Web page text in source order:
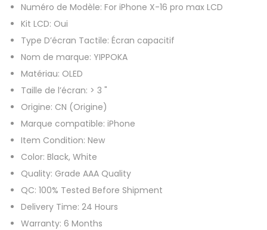
D
p
o
u
r
i
P
h
o
n
e
X
X
R
Numéro de Modèle: For iPhone X-16 pro max LCD
Kit LCD: Oui
Type D’écran Tactile: Écran capacitif
Nom de marque: YIPPOKA
Matériau: OLED
Taille de l’écran: > 3 "
Origine: CN (Origine)
Marque compatible: iPhone
Item Condition: New
Color: Black, White
Quality: Grade AAA Quality
QC: 100% Tested Before Shipment
Delivery Time: 24 Hours
Warranty: 6 Months